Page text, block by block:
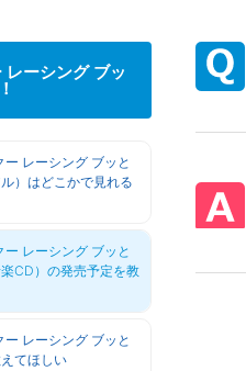
ーシング ブッ
レーシング ブッと
）はどこかで見れる
レーシング ブッと
CD）の発売予定を教
レーシング ブッと
てほしい